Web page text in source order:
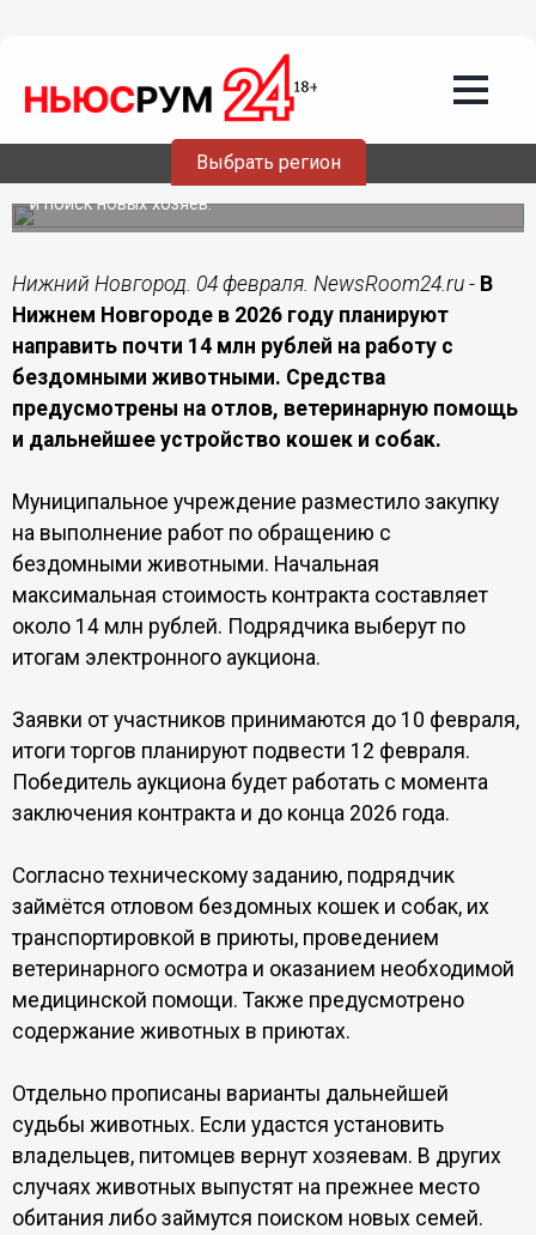
Выбрать регион
Почти 14 млн рублей направят в
Нижнем Новгороде на помощь
бездомным животным
Деньги пойдут на отлов, лечение, содержание в приютах
и поиск новых хозяев.
Нижний Новгород. 04 февраля. NewsRoom24.ru - В
Нижнем Новгороде в 2026 году планируют
направить почти 14 млн рублей на работу с
бездомными животными. Средства
предусмотрены на отлов, ветеринарную помощь
и дальнейшее устройство кошек и собак.
Муниципальное учреждение разместило закупку
на выполнение работ по обращению с
бездомными животными. Начальная
максимальная стоимость контракта составляет
около 14 млн рублей. Подрядчика выберут по
итогам электронного аукциона.
Заявки от участников принимаются до 10 февраля,
итоги торгов планируют подвести 12 февраля.
Победитель аукциона будет работать с момента
заключения контракта и до конца 2026 года.
Согласно техническому заданию, подрядчик
займётся отловом бездомных кошек и собак, их
транспортировкой в приюты, проведением
ветеринарного осмотра и оказанием необходимой
медицинской помощи. Также предусмотрено
содержание животных в приютах.
Отдельно прописаны варианты дальнейшей
судьбы животных. Если удастся установить
владельцев, питомцев вернут хозяевам. В других
случаях животных выпустят на прежнее место
обитания либо займутся поиском новых семей.